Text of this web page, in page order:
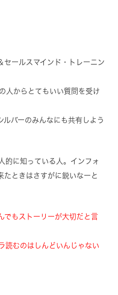
セールスマインド・トレーニン
人からとてもいい質問を受け
ルバーのみんなにも共有しよう
的に知っている人。インフォ
たときはさすがに鋭いなーと
でもストーリーが大切だと言
読むのはしんどいんじゃない